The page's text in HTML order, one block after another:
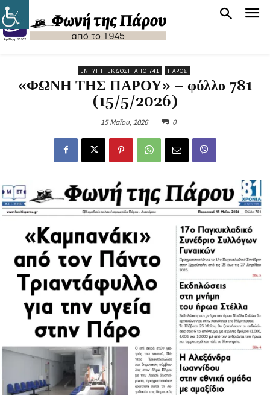
ΈΝΤΥΠΗ ΈΚΔΟΣΗ ΑΠΌ 741 ΠΆΡΟΣ
«ΦΩΝΗ ΤΗΣ ΠΑΡΟΥ» – φύλλο 781
(15/5/2026)
15 Μαΐου, 2026 0